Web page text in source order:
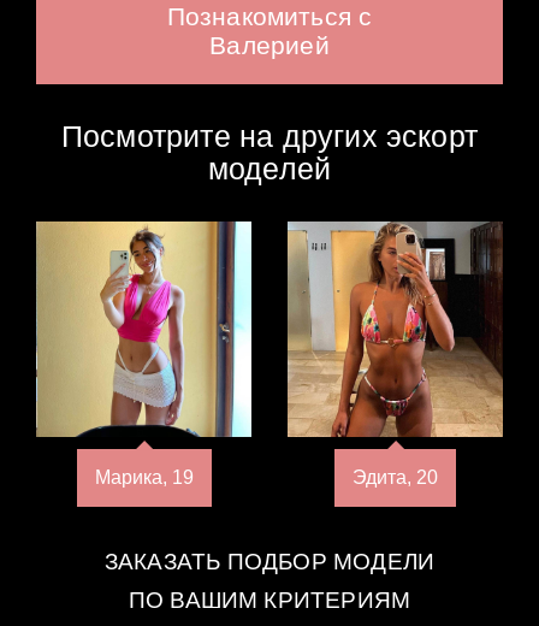
Познакомиться с
Валерией
Посмотрите на других эскорт
моделей
Марика, 19 Эдита, 20
ЗАКАЗАТЬ ПОДБОР МОДЕЛИ
ПО ВАШИМ КРИТЕРИЯМ